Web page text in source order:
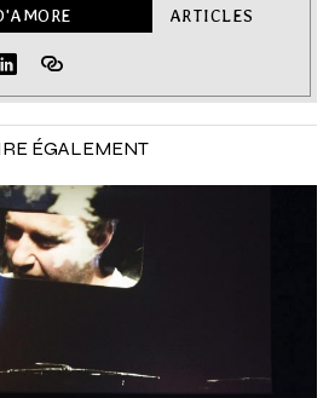
ARTICLES
ÉGALEMENT